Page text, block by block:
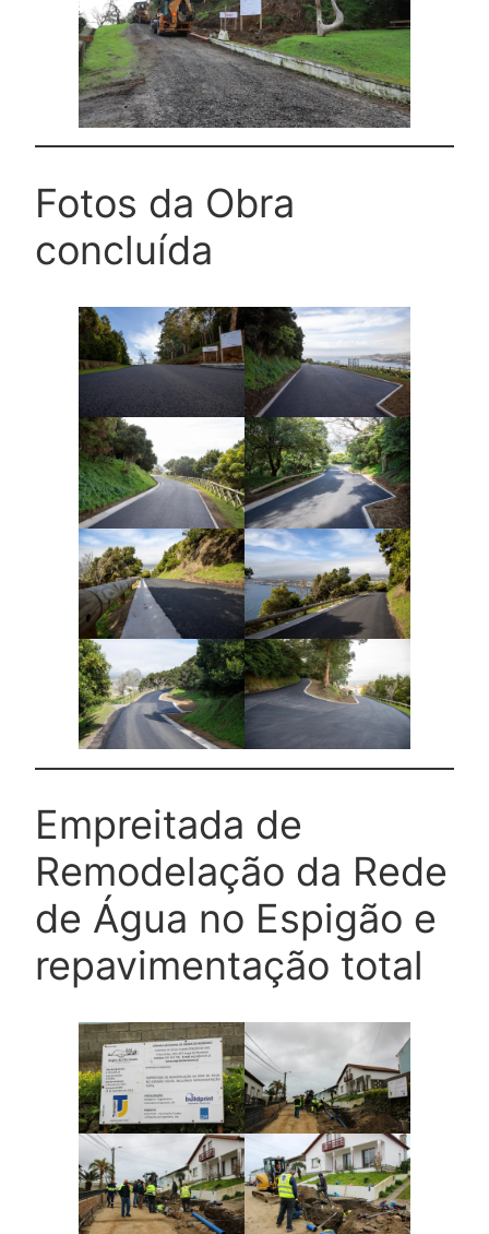
Fotos da Obra
concluída
Empreitada de
Remodelação da Rede
de Água no Espigão e
repavimentação total